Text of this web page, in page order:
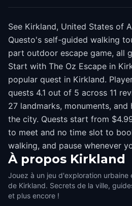
See Kirkland, United States of
Questo's self-guided walking
part outdoor escape game, all
Start with The Oz Escape in
popular quest in Kirkland.
quests 4.1 out of 5 across 11
27 landmarks, monuments,
the city. Quests start from
to meet and no time slot to
walking, and pause whenever
À propos Kirkland
Jouez à un jeu d'exploration urbaine
de Kirkland. Secrets de la ville,
et plus encore !